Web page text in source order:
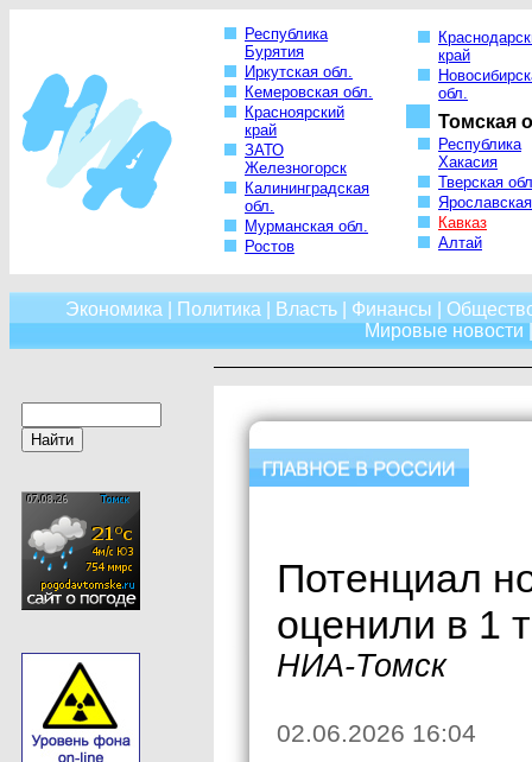
Республика
Бурятия
Иркутская обл.
Кемеровская обл.
Красноярский
край
ЗАТО
Железногорск
Калининградская
обл.
Мурманская обл.
Ростов
край
обл.
Томская
Республика
Хакасия
Тверская
Кавказ
Алтай
Экономика Политика Власть Финансы
Мировые новости
Потенциал
оценили в 1
НИА-Томск
02.06.2026 16:04